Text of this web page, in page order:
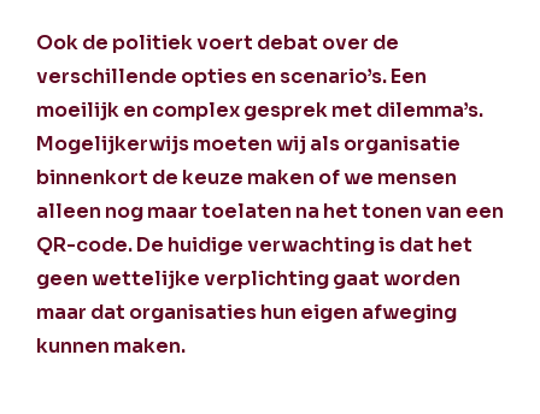
Ook de politiek voert debat over de
verschillende opties en scenario’s. Een
moeilijk en complex gesprek met dilemma’s.
Mogelijkerwijs moeten wij als organisatie
binnenkort de keuze maken of we mensen
alleen nog maar toelaten na het tonen van een
QR-code. De huidige verwachting is dat het
geen wettelijke verplichting gaat worden
maar dat organisaties hun eigen afweging
kunnen maken.